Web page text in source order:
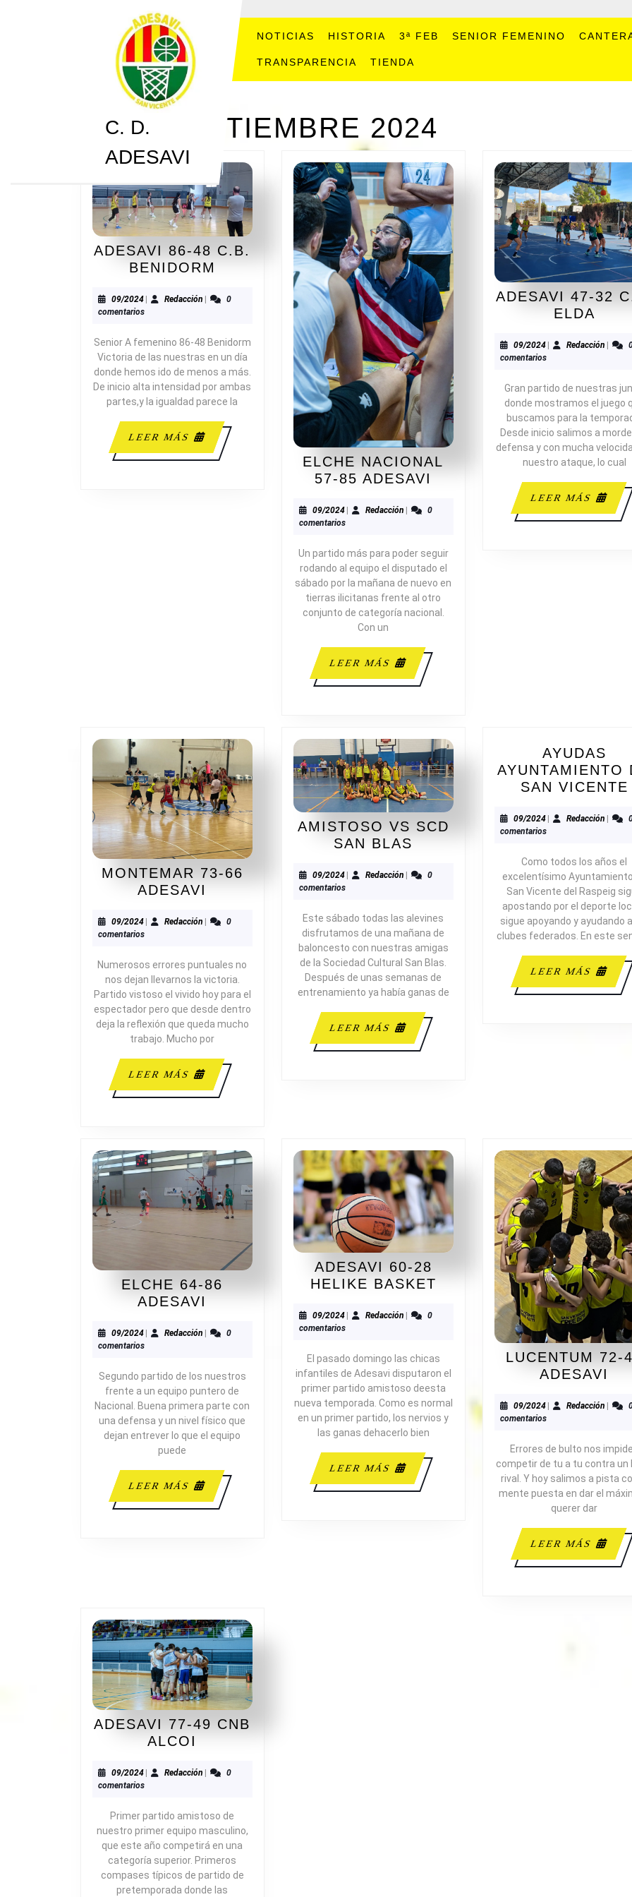
C. D.
ADESAVI
NOTICIAS HISTORIA 3ª FEB SENIOR FEMENINO
TRANSPARENCIA TIENDA
MES: SEPTIEMBRE 2024
ADESAVI 86-48 C.B.
BENIDORM
48
BENIDORM
09/202409/2024
| Redacción Redacción
|
0
comentarios
Senior A femenino 86-48 Benidorm
Victoria de las nuestras en un día
donde hemos ido de menos a más.
De inicio alta intensidad por ambas
partes,y la igualdad parece la
LEER MÁS
LEER
MÁS
ELCHE NACIONAL
57-85 ADESAVI
57-
ADESAVI
09/202409/2024
| Redacción Redacción
|
0
comentarios
Un partido más para poder seguir
rodando al equipo el disputado el
sábado por la mañana de nuevo en
tierras ilicitanas frente al otro
conjunto de categoría nacional.
Con un
LEER MÁS
LEER
MÁS
ADESAVI 47-32
ELDA
32
09/202409/2024Redacción
comentarios
Gran partido de nuestras
donde mostramos el juego
buscamos para la
Desde inicio salimos a
defensa y con mucha
nuestro ataque, lo cual
LEER MÁS
MÁS
MONTEMAR 73-66
ADESAVI
MONTEMAR
66
09/202409/2024
| Redacción Redacción
|
0
comentarios
Numerosos errores puntuales no
nos dejan llevarnos la victoria.
Partido vistoso el vivido hoy para el
espectador pero que desde dentro
deja la reflexión que queda mucho
trabajo. Mucho por
LEER MÁS
LEER
MÁS
AMISTOSO VS SCD
SAN BLAS
SCD
BLAS
09/202409/2024Redacción Redacción
0
comentarios
Este sábado todas las alevines
disfrutamos de una mañana de
baloncesto con nuestras amigas
de la Sociedad Cultural San Blas.
Después de unas semanas de
entrenamiento ya había ganas de
LEER MÁS
LEER
MÁS
AYUDAS
AYUNTAMIENTO
SAN VICENTE
09/202409/2024
| Redacción |
comentarios
Como todos los años el
excelentísimo
San Vicente del Raspeig
apostando por el deporte
sigue apoyando y ayudando
clubes federados. En este
LEER MÁS
MÁS
ELCHE 64-86
ADESAVI
86
09/202409/2024Redacción Redacción
0
comentarios
Segundo partido de los nuestros
frente a un equipo puntero de
Nacional. Buena primera parte con
una defensa y un nivel físico que
dejan entrever lo que el equipo
puede
LEER MÁS
LEER
MÁS
ADESAVI 60-28
HELIKE BASKET ADESAVI
09/202409/2024
| Redacción Redacción
|
0
comentarios
El pasado domingo las chicas
infantiles de Adesavi disputaron el
primer partido amistoso deesta
nueva temporada. Como es normal
en un primer partido, los nervios y
las ganas dehacerlo bien
LEER MÁS
LEER
MÁS
LUCENTUM 72-
ADESAVI
46
09/202409/2024Redacción
comentarios
Errores de bulto nos
competir de tu a tu contra un
rival. Y hoy salimos a pista
mente puesta en dar el
querer dar
LEER MÁS
MÁS
ADESAVI 77-49 CNB
ALCOI
49
ALCOI
09/202409/2024
| Redacción Redacción
|
0
comentarios
Primer partido amistoso de
nuestro primer equipo masculino,
que este año competirá en una
categoría superior. Primeros
compases típicos de partido de
pretemporada donde las